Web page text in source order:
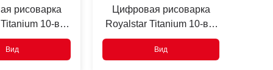
рисоварка
10-в-1
IH
отопления
Вид
Цифровая рисоварка
Royalstar Titanium 10-в-1
4L с технологией IH
объемного отопления
Вид